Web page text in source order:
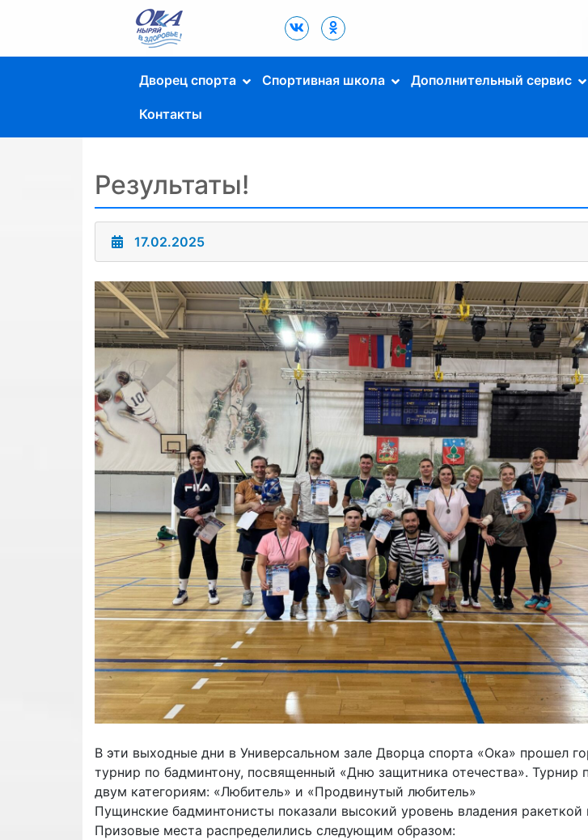
Дворец Спорта
"Ока" г. Пущино
Дворец спорта Спортивная школа Дополнительный сервис
Контакты
Результаты!
17.02.2025
В эти выходные дни в Универсальном зале Дворца спорта «Ока» прошел
турнир по бадминтону, посвященный «Дню защитника отечества». Турнир
двум категориям: «Любитель» и «Продвинутый любитель»
Пущинские бадминтонисты показали высокий уровень владения ракеткой
Призовые места распределились следующим образом: